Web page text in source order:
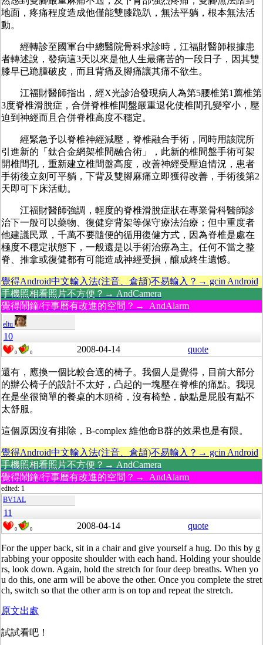
地面，疼痛程度造成他僅能雙膝跪趴，無法平躺，根本無法活
動。
經轉診至國軍台中總醫院骨科求診時，江福財醫師根據患
者轉述說，發病這3天以來是他人生最痛苦的一段日子，因其雙
膝早已跪腫破皮，而且背痛及腳痛讓其痛不欲生。
江福財醫師指出，經X光診治發現病人為第5腰椎第1薦椎第
3度脊椎滑脫症，合併脊椎椎間盤嚴重退化使椎間孔變窄小，壓
迫到神經而且合併脊椎高度不穩定。
經緊急予以脊椎神經減壓，脊椎融合手術，同時用該院所
引進新的「鈦合金網架椎間融合術」，此新的椎間盤手術可架
開椎間孔，重新建立椎間盤高度，改善神經受壓迫情況，患者
手術後立刻可平躺，下背及雙腳麻痛立即獲得改善，手術後第2
天即可下床活動。
江福財醫師強調，輕度的脊椎滑脫症狀在專業骨科醫師診
治下一般可以藥物、復健穿背架等保守療法治療；但中重度者
他建議民眾，千萬不要隨便的循用復健方式，因為脊椎是處在
極度不穩定狀態下，一般還是以手術治療為主。任何不當之整
脊、推拿或復健都有可能造成神經受損，釀成終生遺憾。
覺得Android中文輸入法(注音、倉頡)不易輸入？→ gcin Android
手機照相看照片不方便？→ AndCamera
覺得鬧鐘/行事曆有改進的空間？→ AndAlarm
eliu
10
0 0 2008-04-14 quote
還有，應換一個比較合適的椅子。我個人是覺得，目前大部分
的辦公椅子的設計不太好，凸起的一塊壓在脊椎的痛點。我現
在是坐很簡單的餐桌的木頭椅，沒有椅墊，缺點是屁股有點不
太舒服。
這個原因沒有排除，B-complex 維他命B群的效果也是有限。
覺得Android中文輸入法(注音、倉頡)不易輸入？→ gcin Android
手機照相看照片不方便？→ AndCamera
覺得鬧鐘/行事曆有改進的空間？→ AndAlarm
edited: 1
BV1AL
11
0 0 2008-04-14 quote
For the upper back, sit in a chair and give yourself a hug. Do this by g
rabbing your opposite shoulder with each hand. Holding your shoulde
rs, look down. Again, hold the stretch for four deep breaths. When yo
u do this, one arm will be above the other. Once you complete the stret
ch, switch so that the other arm is on top and repeat the stretch.
原文出處
試試看吧！